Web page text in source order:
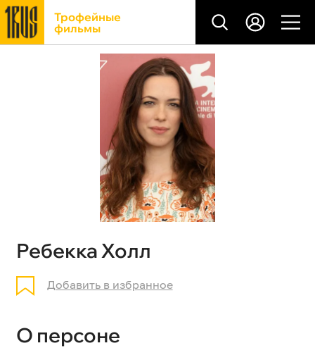
Трофейные
фильмы
Ребекка Холл
Добавить в избранное
О персоне